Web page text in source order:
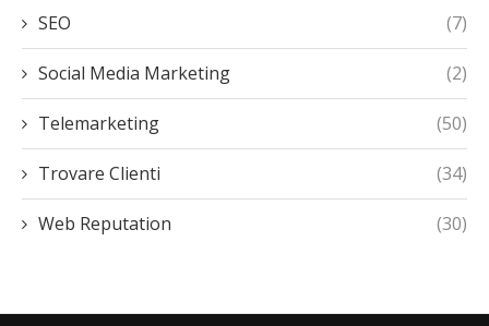
SEO (7)
Social Media Marketing (2)
Telemarketing (50)
Trovare Clienti (34)
Web Reputation (30)